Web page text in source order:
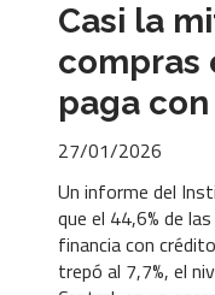
Casi la
compras
paga
Un informe del
que el 44,6% de
financia con
trepó al 7,7%, el
27/01/2026